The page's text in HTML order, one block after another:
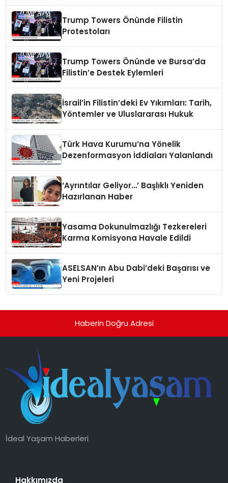
Trump Towers Önünde Filistin
Protestoları
Trump Towers Önünde ve Bursa’da
Filistin’e Destek Eylemleri
İsrail’in Filistin’deki Ev Yıkımları: Tarih,
Yöntemler ve Uluslararası Hukuk
Türk Hava Kurumu’na Yönelik
Dezenformasyon İddiaları Yalanlandı
‘Ayrıntılar Geliyor…’ Başlıklı Yeniden
Hazırlanan Haber
Yasama Dokunulmazlığı Tezkereleri
Karma Komisyona Havale Edildi
ASELSAN’ın Abu Dabi’deki Başarısı ve
Yeni Projeleri
Haberin Doğru Adresi
İdeal Yaşam Haberleri
Hakkımızda